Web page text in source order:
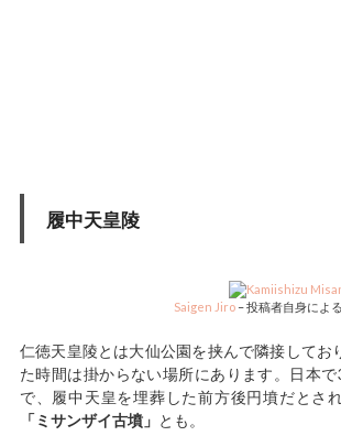
履中天皇陵
Saigen Jiro –投稿者自身によ
仁徳天皇陵とは大仙公園を挟んで隣接してお
た時間は掛からない場所にあります。日本
で、履中天皇を埋葬した前方後円墳だとさ
「ミサンザイ古墳」 とも。